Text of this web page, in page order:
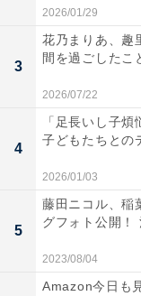
2026/01/29
3
花乃まりあ、趣
間を過ごしたこ
2026/07/22
4
「足長いし子
子どもたちとの
2026/01/03
5
藤田ニコル、稲
グフォト公開！
2023/08/04
Amazon今日も